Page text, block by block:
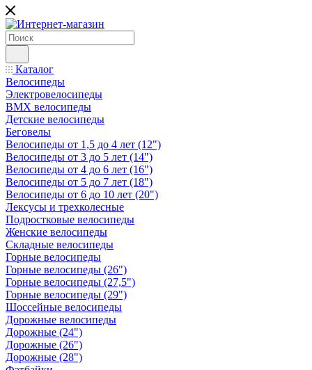
Каталог
Велосипеды
Электровелосипеды
BMX велосипеды
Детские велосипеды
Беговелы
Велосипеды от 1,5 до 4 лет (12")
Велосипеды от 3 до 5 лет (14")
Велосипеды от 4 до 6 лет (16")
Велосипеды от 5 до 7 лет (18")
Велосипеды от 6 до 10 лет (20")
Лексусы и трехколесные
Подростковые велосипеды
Женские велосипеды
Складные велосипеды
Горные велосипеды
Горные велосипеды (26")
Горные велосипеды (27,5")
Горные велосипеды (29")
Шоссейные велосипеды
Дорожные велосипеды
Дорожные (24")
Дорожные (26")
Дорожные (28")